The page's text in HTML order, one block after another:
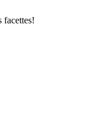
facettes!